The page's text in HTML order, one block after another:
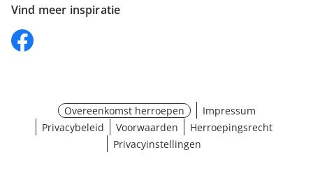
Vind meer inspiratie
Overeenkomst herroepen
Impressum
Privacybeleid
Voorwaarden
Herroepingsrecht
Privacyinstellingen